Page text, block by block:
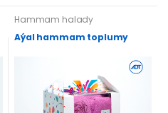
Hammam halady
Aýal hammam toplumy